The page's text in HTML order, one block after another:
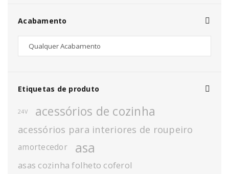
Acabamento
Etiquetas de produto
24V acessórios de cozinha
acessórios para interiores de roupeiro
amortecedor asa
asas cozinha folheto coferol